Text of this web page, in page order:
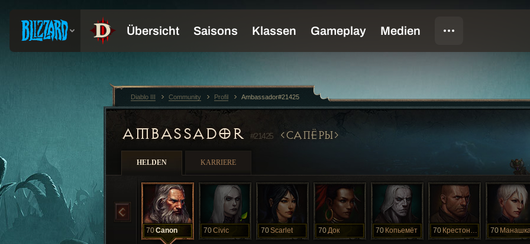
AMBASSADOR #21425 САПЁРЫ
HELDEN KARRIERE
70Canon 70Civic 70Scarlet 70Док 70 Копьемёт 70 Крестоносец 70
Diablo III Community Profil Ambassador#21425